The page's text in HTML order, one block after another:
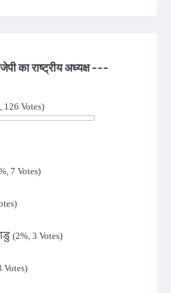
का राष्ट्रीय अध्यक्ष ---
126 Votes)
7 Votes)
(2%, 3 Votes)
Votes)